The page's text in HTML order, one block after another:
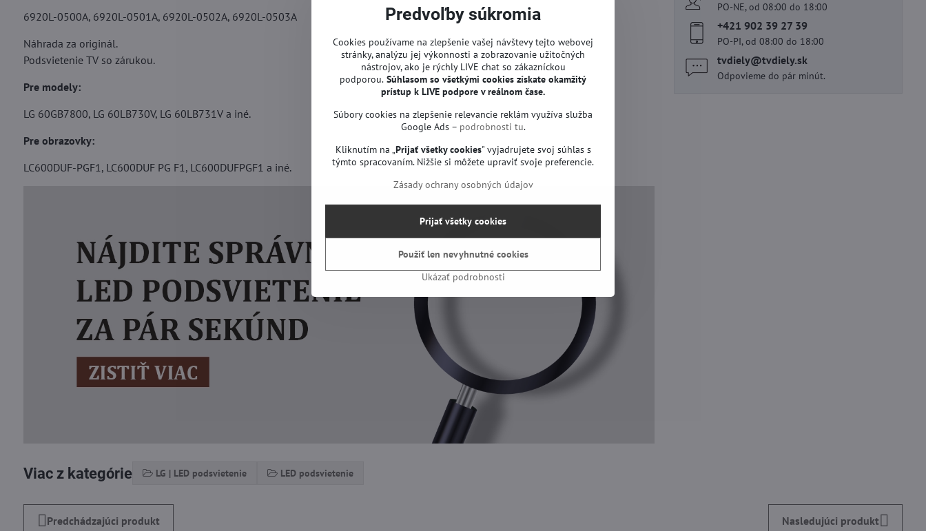
6920L-0500A, 6920L-0501A, 6920L-0502A, 6920L-0503A
Náhrada za originál.
Podsvietenie TV so zárukou.
Pre modely:
LG 60GB7800, LG 60LB730V, LG 60LB731V a iné.
Pre obrazovky:
LC600DUF-PGF1, LC600DUF PG F1, LC600DUFPGF1 a iné.
Viac z kategórie LG | LED podsvietenie LED podsvietenie
PO-NE, od 08:00 do 18:00
+421 902 39 27 39
PO-PI, od 08:00 do 18:00
tvdiely​@tvdiely​.sk
Odpovieme do pár minút.
Predchádzajúci produkt Nasledujúci produkt
Predvoľby súkromia
Cookies používame na zlepšenie vašej návštevy tejto webovej
stránky, analýzu jej výkonnosti a zobrazovanie užitočných
nástrojov, ako je rýchly LIVE chat so zákazníckou
podporou. Súhlasom so všetkými cookies získate okamžitý
prístup k LIVE podpore v reálnom čase.
Súbory cookies na zlepšenie relevancie reklám využíva služba
Google Ads – podrobnosti tu.
Kliknutím na „Prijať všetky cookies" vyjadrujete svoj súhlas s
týmto spracovaním. Nižšie si môžete upraviť svoje preferencie.
Zásady ochrany osobných údajov
Ukázať podrobnosti
Prijať všetky cookies
Použiť len nevyhnutné cookies